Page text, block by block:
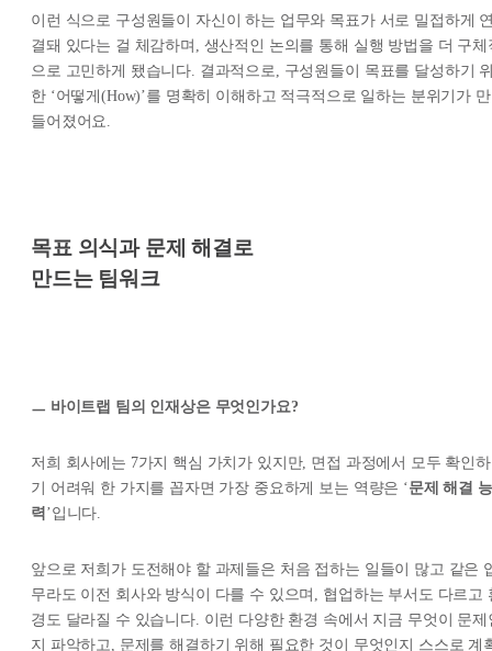
이런 식으로 구성원들이 자신이 하는 업무와 목표가 서로 밀접하게
결돼 있다는 걸 체감하며, 생산적인 논의를 통해 실행 방법을 더 구체
으로 고민하게 됐습니다. 결과적으로, 구성원들이 목표를 달성하기
한 ‘어떻게(How)’를 명확히 이해하고 적극적으로 일하는 분위기가 만
들어졌어요.
목표 의식과 문제 해결로
만드는 팀워크
ㅡ 바이트랩 팀의 인재상은 무엇인가요?
저희 회사에는 7가지 핵심 가치가 있지만, 면접 과정에서 모두 확인하
기 어려워 한 가지를 꼽자면 가장 중요하게 보는 역량은 ‘문제 해결 능
력 ’입니다.
앞으로 저희가 도전해야 할 과제들은 처음 접하는 일들이 많고 같은
무라도 이전 회사와 방식이 다를 수 있으며, 협업하는 부서도 다르고
경도 달라질 수 있습니다. 이런 다양한 환경 속에서 지금 무엇이 문제
지 파악하고, 문제를 해결하기 위해 필요한 것이 무엇인지 스스로 계